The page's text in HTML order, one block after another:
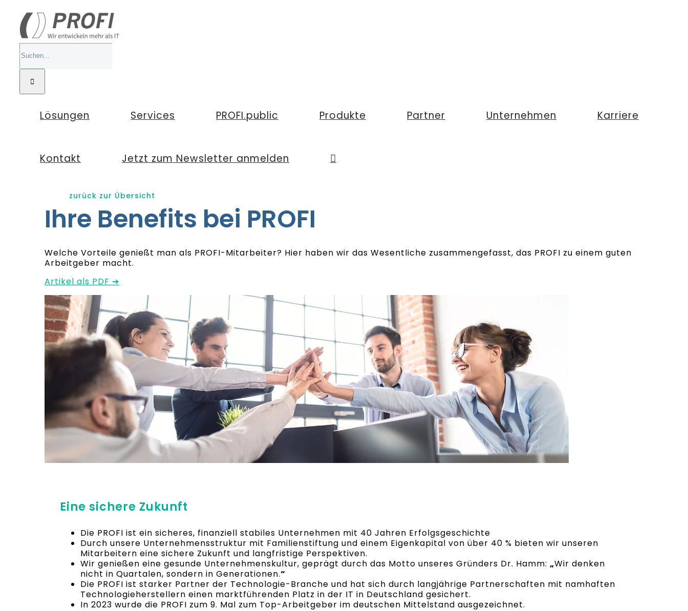
Inhalt
springen
Suche
nach:
Lösungen Services PROFI.public Produkte Partner Unternehmen Karriere
Kontakt Jetzt zum Newsletter anmelden
zurück zur Übersicht
Ihre Benefits bei PROFI
Welche Vorteile genießt man als PROFI-Mitarbeiter? Hier haben wir das Wesentliche zusammengefasst, das PROFI zu einem guten
Arbeitgeber macht.
Artikel als PDF ➔
Eine sichere Zukunft
Die PROFI ist ein sicheres, finanziell stabiles Unternehmen mit 40 Jahren Erfolgsgeschichte
Durch unsere Unternehmensstruktur mit Familienstiftung und einem Eigenkapital von über 40 % bieten wir unseren
Mitarbeitern eine sichere Zukunft und langfristige Perspektiven.
Wir genießen eine gesunde Unternehmenskultur, geprägt durch das Motto unseres Gründers Dr. Hamm: „Wir denken
nicht in Quartalen, sondern in Generationen.“
Die PROFI ist starker Partner der Technologie-Branche und hat sich durch langjährige Partnerschaften mit namhaften
Technologieherstellern einen marktführenden Platz in der IT in Deutschland gesichert.
In 2023 wurde die PROFI zum 9. Mal zum Top-Arbeitgeber im deutschen Mittelstand ausgezeichnet.